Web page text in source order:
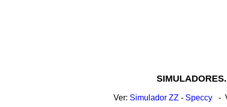
Ver: Simulador ZZ - Speccy -